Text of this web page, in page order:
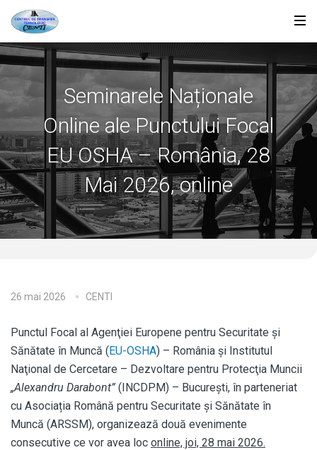
Seminarele Naționale
Online ale Punctului Focal
EU OSHA – România, 28
Mai 2026, online
26 mai 2026 CENTI
Punctul Focal al Agenţiei Europene pentru Securitate şi
Sănătate în Muncă (EU-OSHA) – România și Institutul
Naţional de Cercetare – Dezvoltare pentru Protecţia Muncii
„Alexandru Darabont” (INCDPM) – București, în parteneriat
cu Asociația Română pentru Securitate și Sănătate în
Muncă (ARSSM), organizează două evenimente
consecutive ce vor avea loc online, joi, 28 mai 2026.